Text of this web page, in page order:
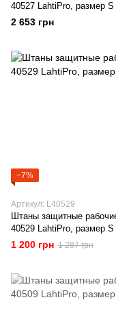
40527 LahtiPro, размер S
2 653 грн
−7%
Артикул: L40529
Штаны защитные
40529 LahtiPro, размер S
1 200 грн 1 287 грн